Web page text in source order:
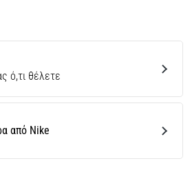
ό,τι θέλετε
από Nike